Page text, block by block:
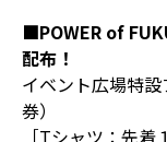
■POWER of
配布！
イベント広場特
券）
［Tシャツ：先